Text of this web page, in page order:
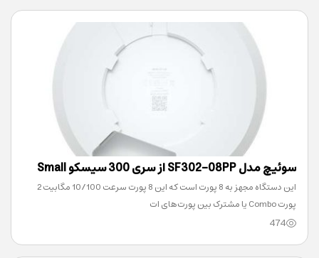
سوئیچ مدل SF302-08PP از سری 300 سیسکو Small
Business
این دستگاه مجهز به 8 پورت است که این 8 پورت سرعت 10/100 مگابیت 2
پورت Combo یا مشترک بین پورت‌های ات
474